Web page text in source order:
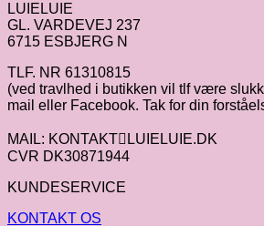
LUIELUIE
GL. VARDEVEJ 237
6715 ESBJERG N
TLF. NR 61310815
(ved travlhed i butikken vil tlf være
mail eller Facebook. Tak for din
MAIL: KONTAKTLUIELUIE.DK
CVR DK30871944
KUNDESERVICE
KONTAKT OS